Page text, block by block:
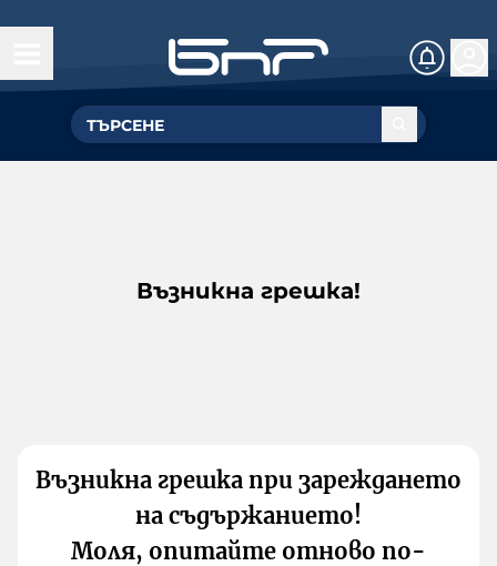
Възникна грешка!
Възникна грешка при зареждането
на съдържанието!
Моля, опитайте отново по-